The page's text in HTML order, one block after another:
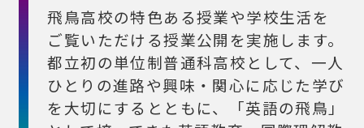
飛鳥高校の特色ある授業や学校生活を
ご覧いただける授業公開を実施します。
都立初の単位制普通科高校として、一人
ひとりの進路や興味・関心に応じた学び
を大切にするとともに、「英語の飛鳥」